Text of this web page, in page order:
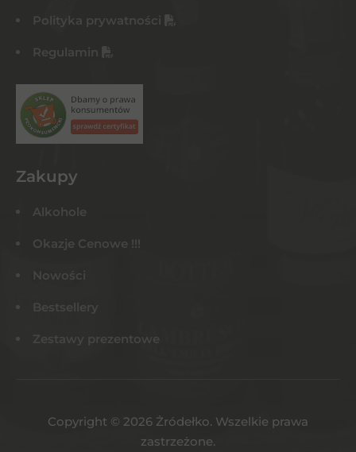
Polityka prywatności
Regulamin
Zakupy
Alkohole
Okazje Cenowe !!!
Nowości
Bestsellery
Zestawy prezentowe
Copyright © 2026 Żródełko. Wszelkie prawa
zastrzeżone.